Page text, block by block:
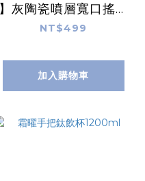
】灰陶瓷噴層寬口搖搖
杯750ml
NT$499
加入購物車